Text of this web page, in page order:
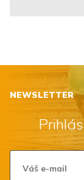
NEWSLETTER